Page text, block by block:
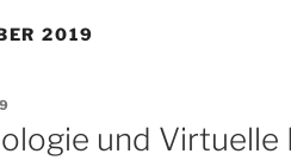
2019
und Virtuelle